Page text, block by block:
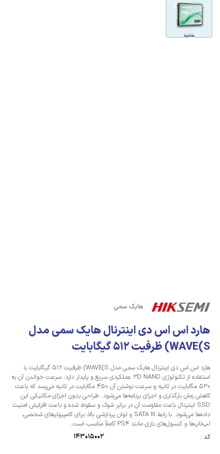
هایک سمی
هارد اس اس دی اینترنال هایک سمی مدل
WAVE(S) ظرفیت 512 گیگابایت
هارد اس اس دی اینترنال هایک سمی مدل WAVE(S) ظرفیت 512 گیگابایت با
استفاده از تکنولوژی 3D NAND عملکردی سریع و پایدار دارد. سرعت خواندن آن به
530 مگابایت در ثانیه و سرعت نوشتن آن 450 مگابایت در ثانیه می‌رسد که باعث
کاهش زمان بارگذاری و اجرای برنامه‌ها می‌شود. طراحی بدون اجزای مکانیکی این
SSD اینترنال باعث مقاومت آن در برابر شوک و سقوط شده و باعث افزایش امنیت
داده‌ها می‌شود. با رابط SATA III و توان پردازشی بالا، برای کامپیوترهای شخصی،
لپ‌تاپ‌ها و کنسول‌های بازی مانند PS4 کاملاً مناسب است.
کد :
143015002